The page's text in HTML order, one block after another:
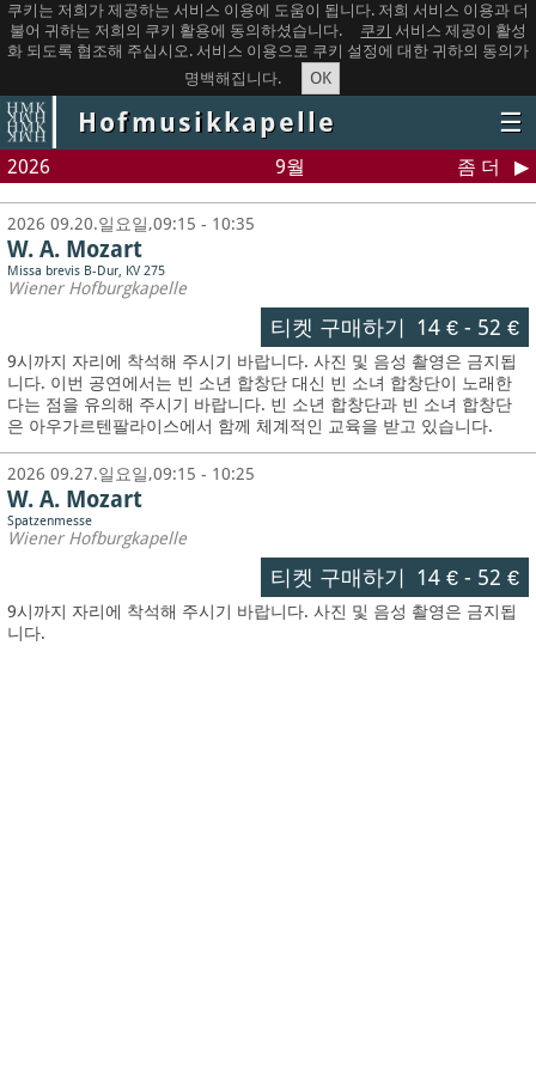
쿠키는 저희가 제공하는 서비스 이용에 도움이 됩니다. 저희 서비스 이용과 더
불어 귀하는 저희의 쿠키 활용에 동의하셨습니다.
쿠키 서비스 제공이 활성
화 되도록 협조해 주십시오. 서비스 이용으로 쿠키 설정에 대한 귀하의 동의가
명백해집니다.
OK
Hofmusikkapelle ☰
2026 9월 좀 더
2026 09.20.일요일,09:15 - 10:35
W. A. Mozart
Missa brevis B-Dur, KV 275
Wiener Hofburgkapelle
티켓 구매하기 14 €- 52 €
9시까지 자리에 착석해 주시기 바랍니다. 사진 및 음성 촬영은 금지됩
니다. 이번 공연에서는 빈 소년 합창단 대신 빈 소녀 합창단이 노래한
다는 점을 유의해 주시기 바랍니다. 빈 소년 합창단과 빈 소녀 합창단
은 아우가르텐팔라이스에서 함께 체계적인 교육을 받고 있습니다.
2026 09.27.일요일,09:15 - 10:25
W. A. Mozart
Spatzenmesse
Wiener Hofburgkapelle
티켓 구매하기 14 €- 52 €
9시까지 자리에 착석해 주시기 바랍니다. 사진 및 음성 촬영은 금지됩
니다.